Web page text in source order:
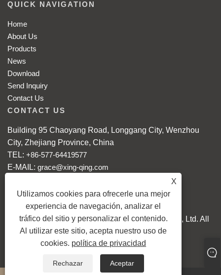
QUICK NAVIGATION
Home
About Us
Products
News
Download
Send Inquiry
Contact Us
CONTACT US
Building 95 Chaoyang Road, Longgang City, Wenzhou
City, Zhejiang Province, China
TEL: +86-577-64419577
E-MAIL: grace@xing-qing.com
WhatsApp:+86-18868086608
Copyright © 2024 Longgang Xingqing Crafts Co., Ltd. All
Rights reserved.
Links Sitemap RSS
X
Utilizamos cookies para ofrecerle una mejor
experiencia de navegación, analizar el
tráfico del sitio y personalizar el contenido.
Al utilizar este sitio, acepta nuestro uso de
cookies. política de privacidad
Rechazar Aceptar